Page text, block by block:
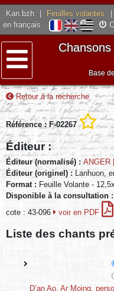
Kan.bzh Feuilles volantes
en français
Menu
Base
Retour à la recherche
Référence : F-02267
Éditeur :
Éditeur (normalisé) : ANGER
Éditeur (originel) : Lanhuon,
Format : Feuille Volante -
Disponible à la consultation :
cote : 43-096
voir en PDF
Liste des chants
D’an Ao. Ar Moing,